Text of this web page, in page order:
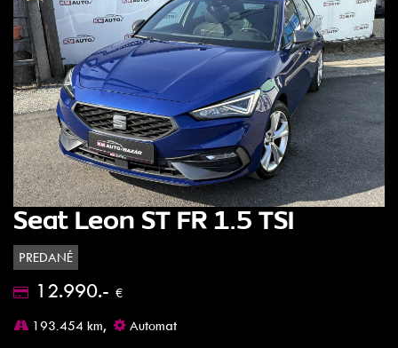
Seat Leon ST FR 1.5 TSI
PREDANÉ
12.990.- €
193.454 km,
Automat